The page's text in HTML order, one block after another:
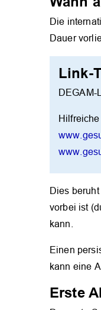
Die
Dauer
Link-
DEGAM-
Dies
vorbei ist
kann.
Einen
kann eine
Erste